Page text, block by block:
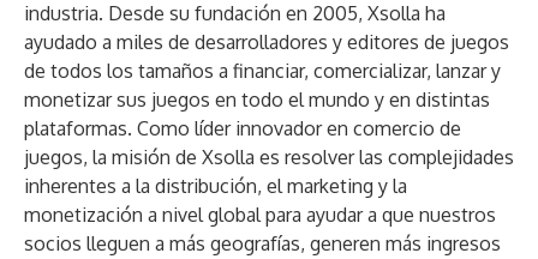
industria. Desde su fundación en 2005, Xsolla ha
ayudado a miles de desarrolladores y editores de juegos
de todos los tamaños a financiar, comercializar, lanzar y
monetizar sus juegos en todo el mundo y en distintas
plataformas. Como líder innovador en comercio de
juegos, la misión de Xsolla es resolver las complejidades
inherentes a la distribución, el marketing y la
monetización a nivel global para ayudar a que nuestros
socios lleguen a más geografías, generen más ingresos